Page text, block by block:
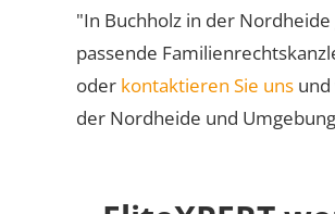
"In Buchholz in der
passende
oder kontaktieren Sie uns
der Nordheide und